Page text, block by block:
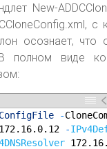
New-
с
осознает, что
полном виде
-
172.16.0.12 -